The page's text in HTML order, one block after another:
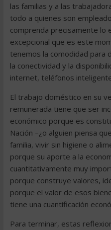
las familias y a las
todo a quienes son
comprenda precisamente lo
excepcional que es este
tenemos la comodidad para
la conectividad y la
internet, teléfonos
El trabajo doméstico en su
remunerada tiene que ser
económico porque es
Nación –¿o alguien piensa
familia, vivir sin higiene o
porque su aporte a la
cuantitativamente muy
porque construye valores,
porque el valor de esos
tiene una cuantificación
Para terminar, estas